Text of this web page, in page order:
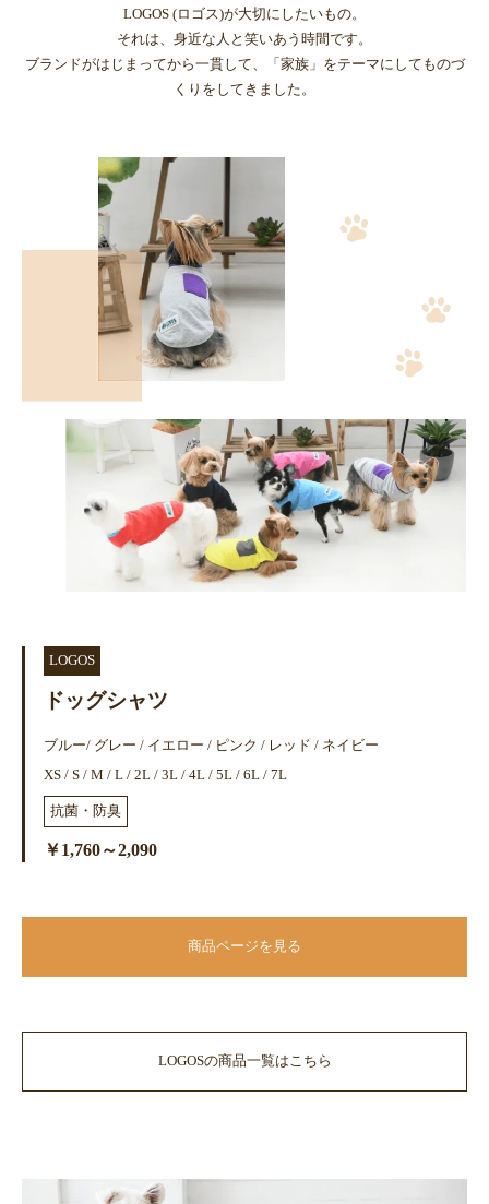
LOGOS (ロゴス)が大切にしたいもの。
それは、身近な人と笑いあう時間です。
ブランドがはじまってから一貫して、「家族」をテーマにしてものづ
くりをしてきました。
LOGOS
ドッグシャツ
ブルー/ グレー / イエロー / ピンク / レッド / ネイビー
XS / S / M / L / 2L / 3L / 4L / 5L / 6L / 7L
抗菌・防臭
￥1,760～2,090
商品ページを見る
LOGOSの商品一覧はこちら